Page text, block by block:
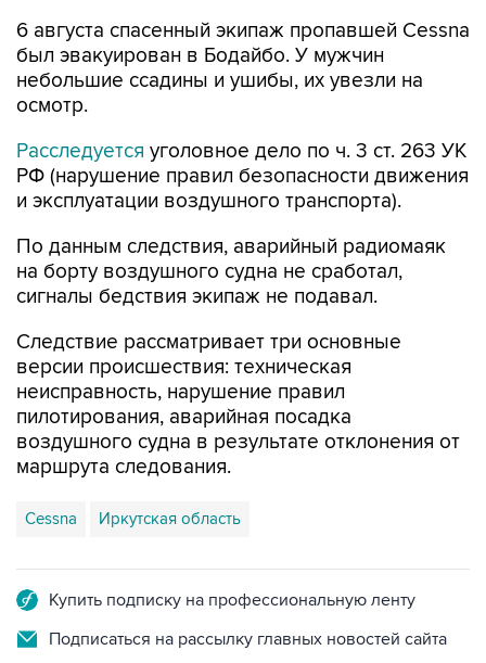
6 августа спасенный экипаж пропавшей Cessna
был эвакуирован в Бодайбо. У мужчин
небольшие ссадины и ушибы, их увезли на
осмотр.
Расследуется уголовное дело по ч. 3 ст. 263 УК
РФ (нарушение правил безопасности движения
и эксплуатации воздушного транспорта).
По данным следствия, аварийный радиомаяк
на борту воздушного судна не сработал,
сигналы бедствия экипаж не подавал.
Следствие рассматривает три основные
версии происшествия: техническая
неисправность, нарушение правил
пилотирования, аварийная посадка
воздушного судна в результате отклонения от
маршрута следования.
Cessna Иркутская область
Купить подписку на профессиональную ленту
Подписаться на рассылку главных новостей сайта